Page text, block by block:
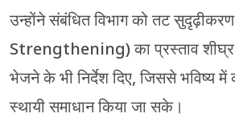
उन्होंने संबंधित विभाग को तट
Strengthening) का प्रस्ताव
भेजने के भी निर्देश दिए, जिससे भविष्य
स्थायी समाधान किया जा सके।